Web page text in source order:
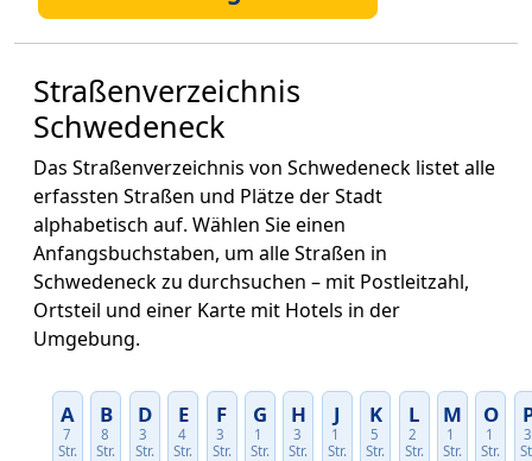
Straßenverzeichnis
Schwedeneck
Das Straßenverzeichnis von Schwedeneck listet alle
erfassten Straßen und Plätze der Stadt
alphabetisch auf. Wählen Sie einen
Anfangsbuchstaben, um alle Straßen in
Schwedeneck zu durchsuchen – mit Postleitzahl,
Ortsteil und einer Karte mit Hotels in der
Umgebung.
A
7
Str.
B
8
Str.
D
3
Str.
E
4
Str.
F
3
Str.
G
1
Str.
H
3
Str.
J
1
Str.
K
5
Str.
L
2
Str.
M
1
Str.
O
1
Str.